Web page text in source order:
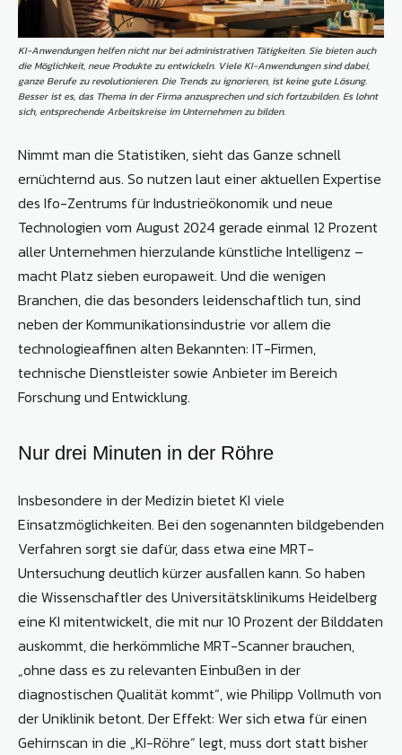
KI-Anwendungen helfen nicht nur bei administrativen Tätigkeiten. Sie bieten auch
die Möglichkeit, neue Produkte zu entwickeln. Viele KI-Anwendungen sind dabei,
ganze Berufe zu revolutionieren. Die Trends zu ignorieren, ist keine gute Lösung.
Besser ist es, das Thema in der Firma anzusprechen und sich fortzubilden. Es lohnt
sich, entsprechende Arbeitskreise im Unternehmen zu bilden.
Nimmt man die Statistiken, sieht das Ganze schnell
ernüchternd aus. So nutzen laut einer aktuellen Expertise
des Ifo-Zentrums für Industrieökonomik und neue
Technologien vom August 2024 gerade einmal 12 Prozent
aller Unternehmen hierzulande künstliche Intelligenz –
macht Platz sieben europaweit. Und die wenigen
Branchen, die das besonders leidenschaftlich tun, sind
neben der Kommunikationsindustrie vor allem die
technologieaffinen alten Bekannten: IT-Firmen,
technische Dienstleister sowie Anbieter im Bereich
Forschung und Entwicklung.
Nur drei Minuten in der Röhre
Insbesondere in der Medizin bietet KI viele
Einsatzmöglichkeiten. Bei den sogenannten bildgebenden
Verfahren sorgt sie dafür, dass etwa eine MRT-
Untersuchung deutlich kürzer ausfallen kann. So haben
die Wissenschaftler des Universitätsklinikums Heidelberg
eine KI mitentwickelt, die mit nur 10 Prozent der Bilddaten
auskommt, die herkömmliche MRT-Scanner brauchen,
„ohne dass es zu relevanten Einbußen in der
diagnostischen Qualität kommt“, wie Philipp Vollmuth von
der Uniklinik betont. Der Effekt: Wer sich etwa für einen
Gehirnscan in die „KI-Röhre“ legt, muss dort statt bisher